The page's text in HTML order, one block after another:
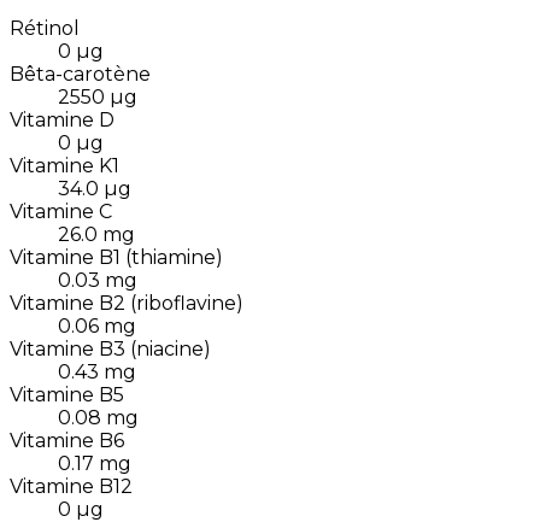
Rétinol
0 µg
Bêta-carotène
2550 µg
Vitamine D
0 µg
Vitamine K1
34.0 µg
Vitamine C
26.0 mg
Vitamine B1 (thiamine)
0.03 mg
Vitamine B2 (riboflavine)
0.06 mg
Vitamine B3 (niacine)
0.43 mg
Vitamine B5
0.08 mg
Vitamine B6
0.17 mg
Vitamine B12
0 µg